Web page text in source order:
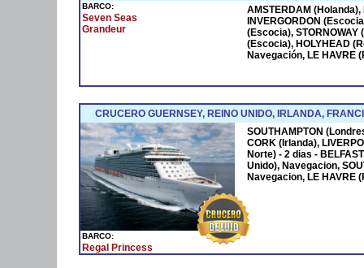
BARCO:
Seven Seas
Grandeur
AMSTERDAM
INVERGORDON
(Escocia),
(Escocia), HOLYHEAD
Navegación, LE HAVRE
CRUCERO GUERNSEY, REINO UNIDO, IRLANDA,
BARCO:
Regal Princess
SOUTHAMPTON
CORK (Irlanda),
Norte) - 2 dias -
Unido), Navegacion,
Navegacion, LE HAVRE